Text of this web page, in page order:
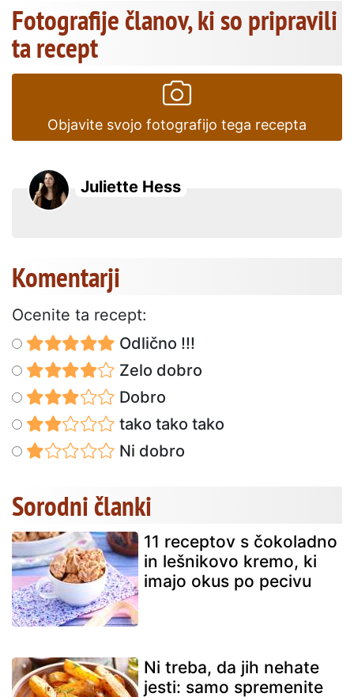
Fotografije članov, ki so pripravili
ta recept
Objavite svojo fotografijo tega recepta
Juliette Hess
Komentarji
Ocenite ta recept:
Odlično !!!
Zelo dobro
Dobro
tako tako tako
Ni dobro
Sorodni članki
11 receptov s čokoladno
in lešnikovo kremo, ki
imajo okus po pecivu
Ni treba, da jih nehate
jesti: samo spremenite